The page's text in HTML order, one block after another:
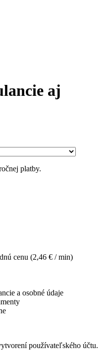
aj
platby.
cenu (2,46 € / min)
a osobné údaje
používateľského účtu.